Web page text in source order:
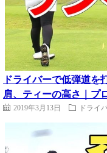
ドライバーで低弾道を
肩、ティーの高さ｜プ
2019年3月13日 ドライ